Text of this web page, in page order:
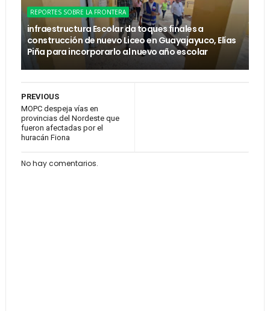
REPORTES SOBRE LA FRONTERA
infraestructura Escolar da toques finales a
construcción de nuevo Liceo en Guayajayuco, Elías
Piña para incorporarlo al nuevo año escolar
PREVIOUS
MOPC despeja vías en
provincias del Nordeste que
fueron afectadas por el
huracán Fiona
No hay comentarios.